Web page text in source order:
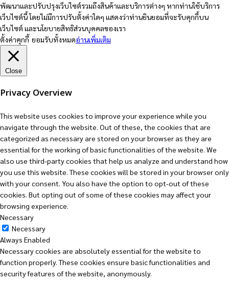
พัฒนาและปรับปรุงเว็บไซต์รวมถึงสินค้าและบริการต่างๆ หากท่านใช้บริการ
เว็บไซต์นี้ โดยไม่มีการปรับตั้งค่าใดๆ แสดงว่าท่านยินยอมที่จะรับคุกกี้บน
เว็บไซต์ และนโยบายสิทธิส่วนบุคคลของเรา
ตั้งค่าคุกกี้ ยอมรับทั้งหมดอ่านเพิ่มเติม
Close
Privacy Overview
This website uses cookies to improve your experience while you
navigate through the website. Out of these, the cookies that are
categorized as necessary are stored on your browser as they are
essential for the working of basic functionalities of the website. We
also use third-party cookies that help us analyze and understand how
you use this website. These cookies will be stored in your browser only
with your consent. You also have the option to opt-out of these
cookies. But opting out of some of these cookies may affect your
browsing experience.
Necessary
Necessary
Always Enabled
Necessary cookies are absolutely essential for the website to
function properly. These cookies ensure basic functionalities and
security features of the website, anonymously.